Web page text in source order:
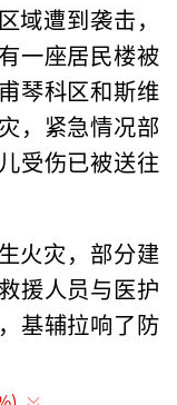
域遭到袭击，
一座居民楼被
琴科区和斯维
，紧急情况部
受伤已被送往
火灾，部分建
援人员与医护
基辅拉响了防